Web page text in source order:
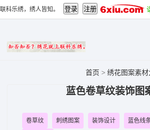
联科乐绣，绣人皆知。
首页 > 绣花图案素材
蓝色卷草纹装饰图
卷草纹 刺绣图案 装饰设计 蓝色线